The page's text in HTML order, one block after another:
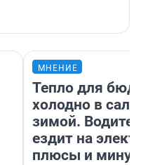
МНЕНИЕ
Тепло для
холодно в
зимой.
ездит на
плюсы и